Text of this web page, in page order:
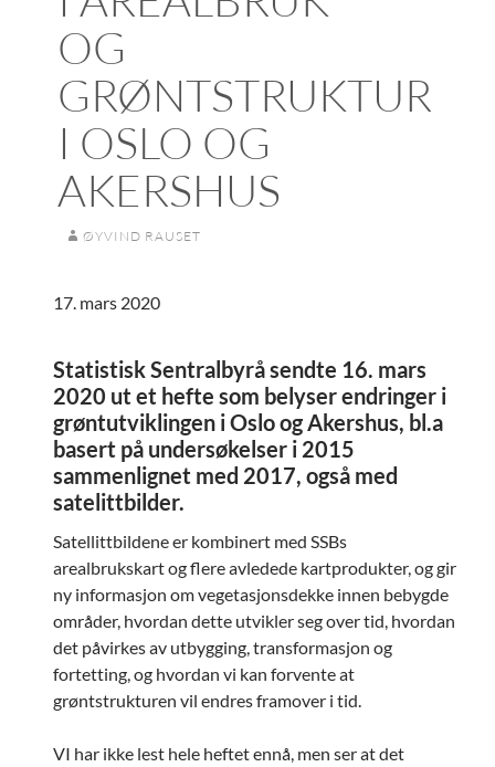
OG
GRØNTSTRUKTUR
I OSLO OG
AKERSHUS
ØYVIND RAUSET
17. mars 2020
Statistisk Sentralbyrå sendte 16. mars
2020 ut et hefte som belyser endringer i
grøntutviklingen i Oslo og Akershus, bl.a
basert på undersøkelser i 2015
sammenlignet med 2017, også med
satelittbilder.
Satellittbildene er kombinert med SSBs
arealbrukskart og flere avledede kartprodukter, og gir
ny informasjon om vegetasjonsdekke innen bebygde
områder, hvordan dette utvikler seg over tid, hvordan
det påvirkes av utbygging, transformasjon og
fortetting, og hvordan vi kan forvente at
grøntstrukturen vil endres framover i tid.
VI har ikke lest hele heftet ennå, men ser at det